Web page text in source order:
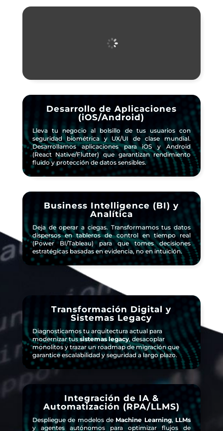
Desarrollo de Aplicaciones
(iOS/Android)
Lleva tu negocio al bolsillo de tus usuarios con
seguridad biométrica y UX/UI de clase mundial.
Desarrollamos aplicaciones para iOS y Android
(React Native/Flutter) que garantizan rendimiento
fluido y protección de datos sensibles.
Business Intelligence (BI) y
Analítica
Deja de operar a ciegas. Transformamos tus datos
dispersos en tableros de control en tiempo real
(Power BI/Tableau) para que tomes decisiones
estratégicas basadas en evidencia, no en intuición.
Transformación Digital y
Sistemas Legacy
Diagnosticamos tu arquitectura actual para
modernizar tussistemas legacy, desacoplar
monolitos y trazar un roadmap de migración que
garantice escalabilidad y seguridad a largo plazo.
Integración de IA &
Automatización (RPA/LLMS)
Despliegue de modelos de Machine Learning, LLMs
y agentes autónomos para optimizar flujos de